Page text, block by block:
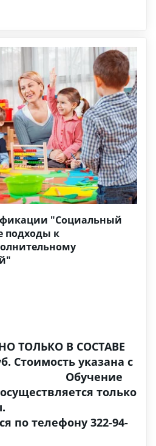
"Социальный
подходы к
В СОСТАВЕ
Стоимость указана с
Обучение
только
группы.
телефону 322-94-